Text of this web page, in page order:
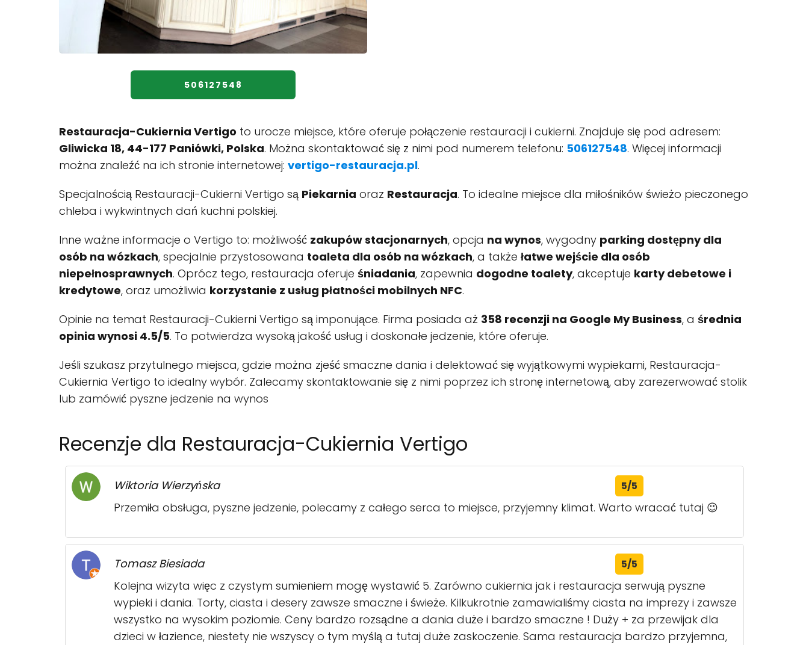
506127548
Restauracja-Cukiernia Vertigo to urocze miejsce, które oferuje połączenie restauracji i cukierni. Znajduje się pod adresem:
Gliwicka 18, 44-177 Paniówki, Polska. Można skontaktować się z nimi pod numerem telefonu: 506127548. Więcej informacji
można znaleźć na ich stronie internetowej: vertigo-restauracja.pl.
Specjalnością Restauracji-Cukierni Vertigo są Piekarnia oraz Restauracja. To idealne miejsce dla miłośników świeżo pieczonego
chleba i wykwintnych dań kuchni polskiej.
Inne ważne informacje o Vertigo to: możliwość zakupów stacjonarnych, opcja na wynos, wygodny parking dostępny dla
osób na wózkach, specjalnie przystosowana toaleta dla osób na wózkach, a także łatwe wejście dla osób
niepełnosprawnych. Oprócz tego, restauracja oferuje śniadania, zapewnia dogodne toalety, akceptuje karty debetowe i
kredytowe, oraz umożliwia korzystanie z usług płatności mobilnych NFC.
Opinie na temat Restauracji-Cukierni Vertigo są imponujące. Firma posiada aż 358 recenzji na Google My Business, a średnia
opinia wynosi 4.5/5. To potwierdza wysoką jakość usług i doskonałe jedzenie, które oferuje.
Jeśli szukasz przytulnego miejsca, gdzie można zjeść smaczne dania i delektować się wyjątkowymi wypiekami, Restauracja-
Cukiernia Vertigo to idealny wybór. Zalecamy skontaktowanie się z nimi poprzez ich stronę internetową, aby zarezerwować stolik
lub zamówić pyszne jedzenie na wynos
Recenzje dla Restauracja-Cukiernia Vertigo
Wiktoria Wierzyńska 5/5
Przemiła obsługa, pyszne jedzenie, polecamy z całego serca to miejsce, przyjemny klimat. Warto wracać tutaj 😉
Tomasz Biesiada 5/5
Kolejna wizyta więc z czystym sumieniem mogę wystawić 5. Zarówno cukiernia jak i restauracja serwują pyszne
wypieki i dania. Torty, ciasta i desery zawsze smaczne i świeże. Kilkukrotnie zamawialiśmy ciasta na imprezy i zawsze
wszystko na wysokim poziomie. Ceny bardzo rozsądne a dania duże i bardzo smaczne ! Duży + za przewijak dla
dzieci w łazience, niestety nie wszyscy o tym myślą a tutaj duże zaskoczenie. Sama restauracja bardzo przyjemna,